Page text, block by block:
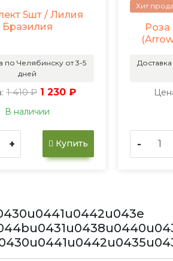
5шт / Лилия
Бразилия
по Челябинску от 3-5
дней
1 410 ₽ 1 230 ₽
В наличии
+ Купить
Хит
-